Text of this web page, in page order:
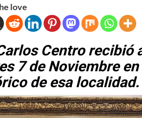
love
Centro recibió
7 de Noviembre
de esa localidad.